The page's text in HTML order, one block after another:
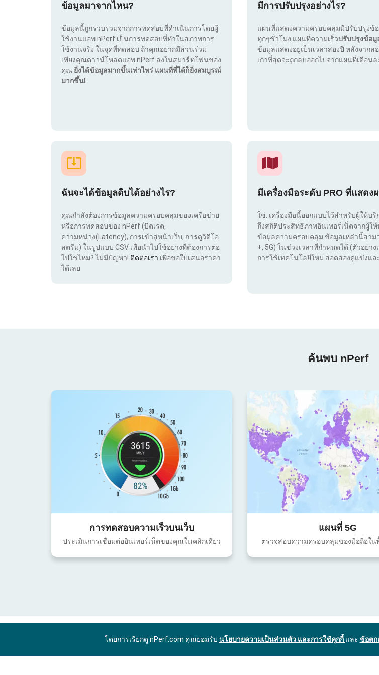
ข้อมูลมาจากไหน?
ข้อมูลนี้ถูกรวบรวมจากการทดสอบที่ดำเนินการโดยผู้
ใช้งานแอพ nPerf เป็นการทดสอบที่ทำในสภาพการ
ใช้งานจริง ในจุดที่ทดสอบ ถ้าคุณอยากมีส่วนร่วม
เพียงคุณดาวน์โหลดแอพ nPerf ลงในสมาร์ทโฟนของ
คุณยิ่งได้ข้อมูลมากขึ้นเท่าไหร่ แผนที่ที่ได้ก็ยิ่งสมบูรณ์
มากขึ้น!
มีการปรับปรุงอย่างไร?
แผนที่แสดงความครอบคลุมมีปรับปรุงข้
ทุกๆชั่วโมง แผนที่ความเร็วปรับปรุงข้อ
ข้อมูลแสดงอยู่เป็นเวลาสองปี หลังจากส
เก่าที่สุดจะถูกลบออกไปจากแผนที่เดือนล
ฉันจะได้ข้อมูลดิบได้อย่างไร?
คุณกำลังต้องการข้อมูลความครอบคลุมของเครือข่าย
หรือการทดสอบของ nPerf (บิตเรต,
ความหน่วง(Latency), การเข้าสู่หน้าเว็บ, การดูวิดีโอ
สตรีม) ในรูปแบบ CSV เพื่อนำไปใช้อย่างที่ต้องการต่อ
ไปใช่ไหม? ไม่มีปัญหา! ติดต่อเรา เพิ่อขอใบเสนอราคา
ได้เลย
มีเครื่องมือระดับ PRO ที่แสด
ใช่. เครื่องมือนี้ออกแบบไว้สำหรับผู้ให้บ
ถึงสถิติประสิทธิภาพอินเทอร์เน็ตจากผู้ใ
ข้อมูลความครอบคลุม ข้อมูลเหล่านี้สามา
+, 5G) ในช่วงเวลาที่กำหนดได้ (ตัวอย่า
การใช้เทคโนโลยีใหม่ สอดส่องคู่แข่ง
ค้นพบ nPerf
การทดสอบความเร็วบนเว็บ
ประเมินการเชื่อมต่ออินเทอร์เน็ตของคุณในคลิกเดียว
แผนที่ 5G
ตรวจสอบความครอบคลุมของมือถือใ
โดยการเรียกดู nPerf.com คุณยอมรับ นโยบายความเป็นส่วนตัว และการใช้คุกกี้ และ ข้อตก